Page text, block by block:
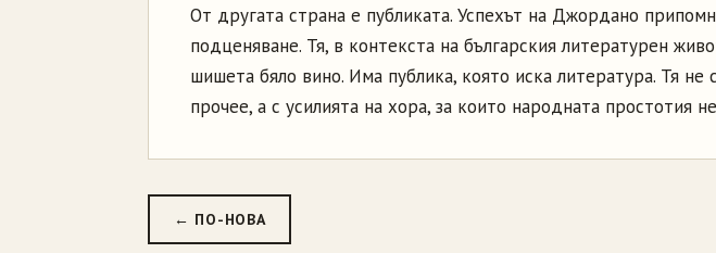
От другата страна е публиката. Успехът на Джордано
подценяване. Тя, в контекста на българския литературен
шишета бяло вино. Има публика, която иска литература. Тя не
прочее, а с усилията на хора, за които народната простотия
← ПО-НОВА